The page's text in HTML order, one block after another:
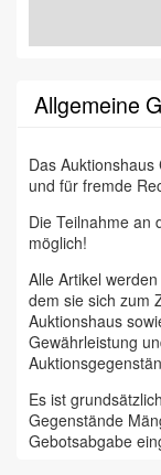
Allgemeine
Das
und für fremde
Die Teilnahme an
möglich!
Alle Artikel
dem sie sich zum
Auktionshaus
Gewährleistung
Es ist
Gegenstände
Gebotsabgabe